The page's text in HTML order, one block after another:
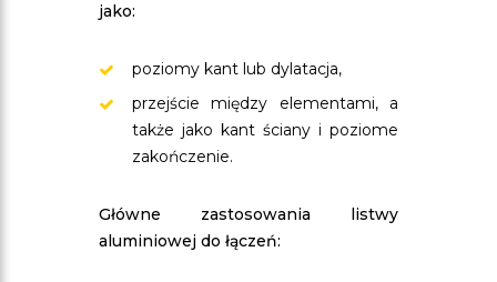
jako:
poziomy kant lub dylatacja,
przejście między elementami, a
także jako kant ściany i poziome
zakończenie.
Główne zastosowania listwy
aluminiowej do łączeń: